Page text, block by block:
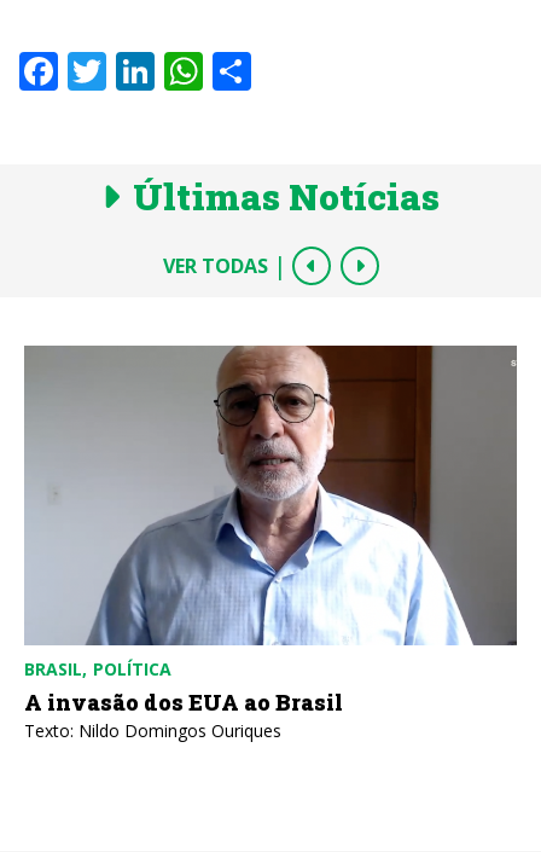
Facebook
Twitter
LinkedInWhatsApp
Últimas Notícias
VER TODAS |
CUBA POLÍTICA
Aula Magna do IELA: Homenagem aos 100
anos de Fidel Castro e a pertinência da